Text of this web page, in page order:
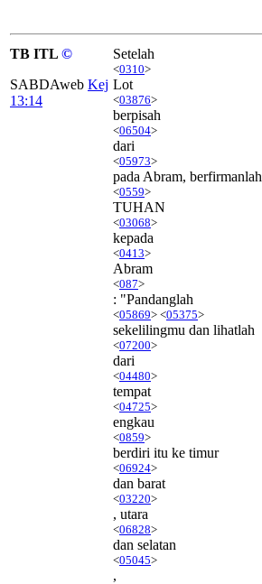
TB ITL ©
SABDAweb Kej
13:14
Setelah
<0310>
Lot
<03876>
berpisah
<06504>
dari
<05973>
pada Abram, berfirmanlah
<0559>
TUHAN
<03068>
kepada
<0413>
Abram
<087>
: "Pandanglah
<05869> <05375>
sekelilingmu dan lihatlah
<07200>
dari
<04480>
tempat
<04725>
engkau
<0859>
berdiri itu ke timur
<06924>
dan barat
<03220>
, utara
<06828>
dan selatan
<05045>
,